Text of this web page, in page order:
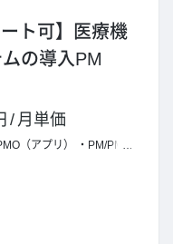
ト可】医療機
の導入PM
/ 月単価
（アプリ）
PM/PMO